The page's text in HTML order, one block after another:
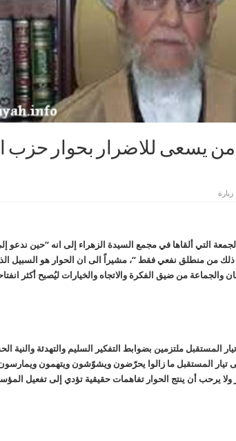
من يسعى للاضرار بحوار حزب
التي ألقاها في مجمع السيدة الزهراء إلى انه “حين ندعو
إلى ذلك من منطلق نفعي فقط “، مشيراً الى ان الحوار هو السبيل
والجماعة من ضيق الفكرة والاتجاه والخيارات ليُصبح أكثر
المستقبل ملتزمين بضوابط التفكير السليم والتهدئة والنية
تيار المستقبل ما زالوا يحرّضون ويشوّشون ويتهمون
يرحب أن ينتج الحوار تفاهمات حقيقية تؤدي إلى تفعيل